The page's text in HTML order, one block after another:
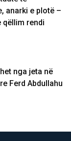
anarki e plotë –
qëllim rendi
nga jeta në
Ferd Abdullahu